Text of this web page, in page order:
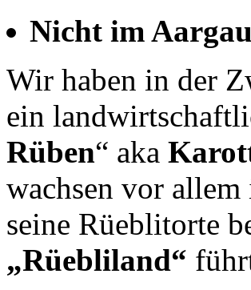
Nicht im
Wir haben in der
ein
Rüben“ aka
wachsen vor
seine Rüeblitorte
„Rüebliland“